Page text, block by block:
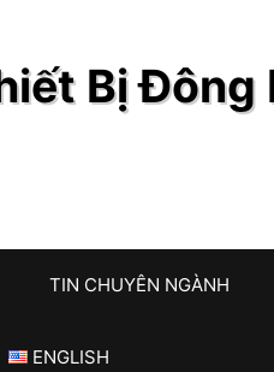
Bị Đông
TIN CHUYÊN NGÀNH
ENGLISH